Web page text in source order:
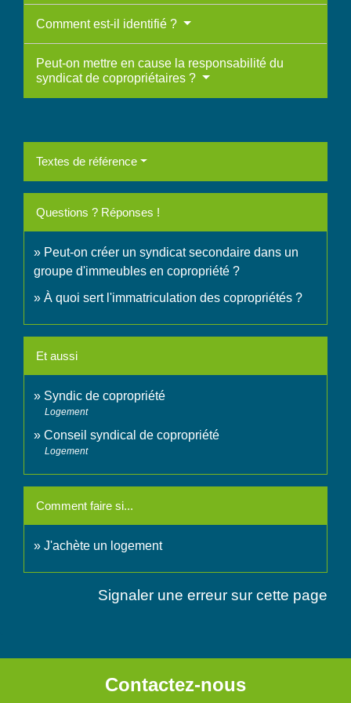
Comment est-il identifié ?
Peut-on mettre en cause la responsabilité du
syndicat de copropriétaires ?
Textes de référence
Questions ? Réponses !
Peut-on créer un syndicat secondaire dans un
groupe d'immeubles en copropriété ?
À quoi sert l'immatriculation des copropriétés ?
Et aussi
Syndic de copropriété
Logement
Conseil syndical de copropriété
Logement
Comment faire si...
J'achète un logement
Signaler une erreur sur cette page
Contactez-nous